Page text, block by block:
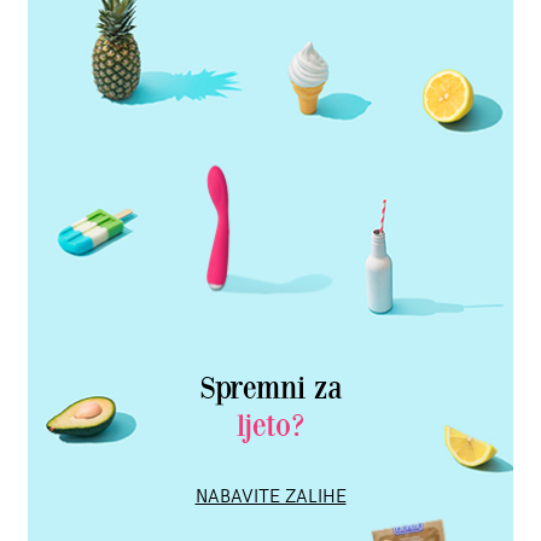
Spremni za
ljeto?
NABAVITE ZALIHE